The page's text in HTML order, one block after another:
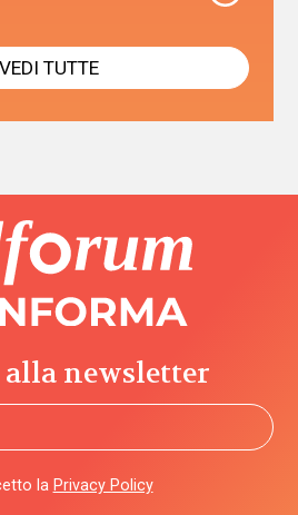
VEDI TUTTE
newsletter
la Privacy Policy